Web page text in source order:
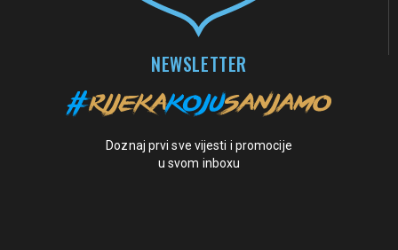
NEWSLETTER
Doznaj prvi sve vijesti i promocije
u svom inboxu